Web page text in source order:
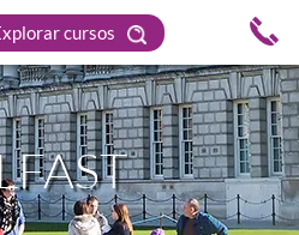
cursos